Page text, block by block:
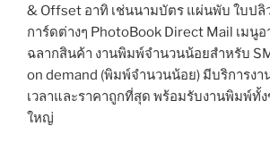
& Offset อาทิ เช่นนามบัตร แผ่นพับ ใบปลิ
การ์ดต่างๆ PhotoBook Direct Mail เมนูอ
ฉลากสินค้า งานพิมพ์จำนวนน้อยสำหรับ
on demand (พิมพ์จำนวนน้อย) มีบริการง
เวลาและราคาถูกที่สุด พร้อมรับงานพิมพ์ทั้
ใหญ่